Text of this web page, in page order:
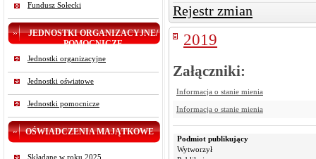
Fundusz Sołecki
JEDNOSTKI ORGANIZACYJNE/
POMOCNICZE
Jednostki organizacyjne
Jednostki oświatowe
Jednostki pomocnicze
OŚWIADCZENIA MAJĄTKOWE
Składane w roku 2025
Rejestr zmian
2019
Załączniki:
Informacja o stanie mienia
Informacja o stanie mienia
Podmiot publikujący
Wytworzył